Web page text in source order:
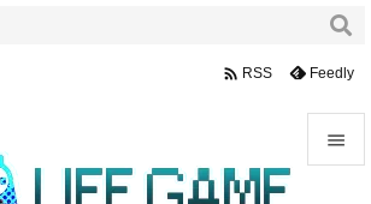

 RSS Feedly